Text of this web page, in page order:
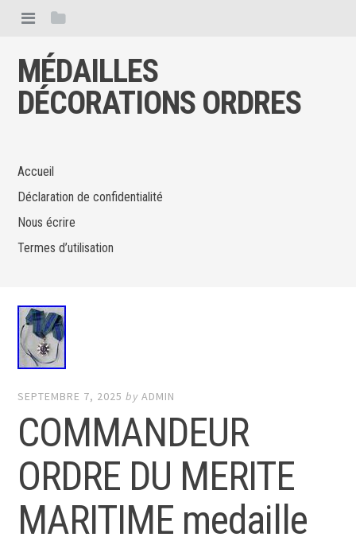
MÉDAILLES
DÉCORATIONS ORDRES
Accueil
Déclaration de confidentialité
Nous écrire
Termes d’utilisation
SEPTEMBRE 7, 2025 byADMIN
COMMANDEUR
ORDRE DU MERITE
MARITIME medaille